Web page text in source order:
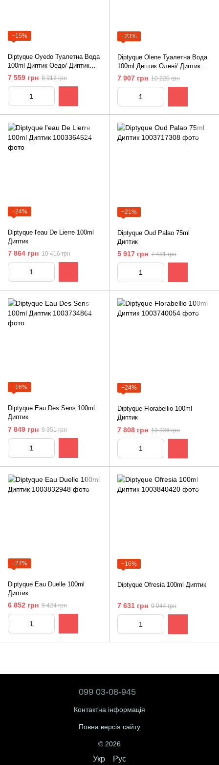
−15%
Diptyque Oyedo Туалетна Вода
100ml Диптик Оедо/ Диптик
Ойедо
7 559 грн 8 913 грн
−23%
Diptyque Olene Туалетна Вода
100ml Диптик Олені/ Диптик
Олена
7 907 грн 10 220 грн
−24%
Diptyque l'eau De Lierre 100ml
Диптик
7 864 грн 10 416 грн
−21%
Diptyque Oud Palao 75ml
Диптик
5 917 грн 7 481 грн
−16%
Diptyque Eau Des Sens 100ml
Диптик
7 849 грн 9 351 грн
−24%
Diptyque Florabellio 100ml
Диптик
7 808 грн 10 336 грн
−27%
Diptyque Eau Duelle 100ml
Диптик
6 852 грн 9 424 грн
−16%
Diptyque Ofresia 100ml Диптик
7 631 грн 9 044 грн
099 03-08-945
Контактна інформація
Повна версія сайту
© 2026
Укр Рус